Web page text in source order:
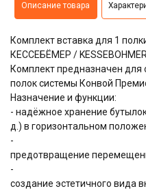
Описание товара
Комплект вставка для 1
КЕССЕБЁМЕР /
Комплект предназначен
полок системы Конвой
Назначение и функции:
- надёжное хранение
д.) в горизонтальном
-
предотвращение
-
создание эстетичного вида